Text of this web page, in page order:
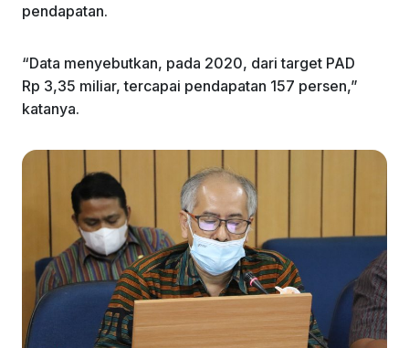
pendapatan.
“Data menyebutkan, pada 2020, dari target PAD
Rp 3,35 miliar, tercapai pendapatan 157 persen,”
katanya.